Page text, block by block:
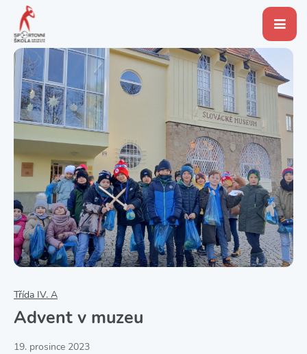
Třída IV. A
Advent v muzeu
19. prosince 2023